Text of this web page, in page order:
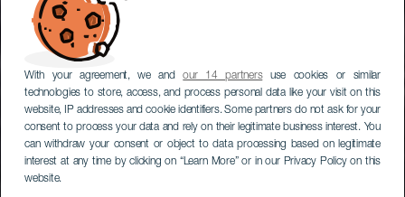
With your agreement, we andour 14 partnersuse cookies or similar
technologies to store, access, and process personal data like your visit on this
website, IP addresses and cookie identifiers. Some partners do not ask for your
consent to process your data and rely on their legitimate business interest. You
can withdraw your consent or object to data processing based on legitimate
interest at any time by clicking on “Learn More” or in our Privacy Policy on this
website.